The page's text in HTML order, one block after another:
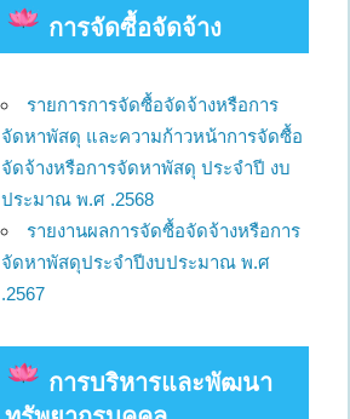
การจัดซื้อจัดจ้าง
รายการการจัดซื้อจัดจ้างหรือการ
จัดหาพัสดุ และความก้าวหน้าการจัดซื้อ
จัดจ้างหรือการจัดหาพัสดุ ประจำปี งบ
ประมาณ พ.ศ .2568
รายงานผลการจัดซื้อจัดจ้างหรือการ
จัดหาพัสดุประจำปีงบประมาณ พ.ศ
.2567
การบริหารและพัฒนา